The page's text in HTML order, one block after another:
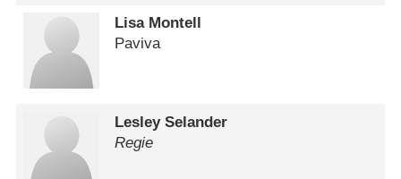
Lisa Montell
Paviva
Lesley Selander
Regie